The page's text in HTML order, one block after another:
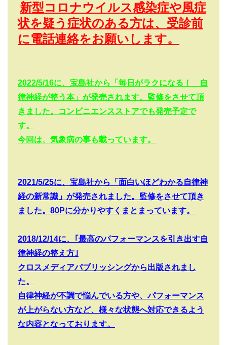
新型コロナウイルス感染症や風症
状を疑う症状のある方は、受診前
に電話連絡をお願いします。
2022/5/16に、宝島社から「毎日がラクになる！ 自
律神経が整う本」が発売されます。監修をさせて頂
きました。コンビニエンスストアでも発売予定で
す。
今回は、気象病の事も載っています。
2021/5/25に、宝島社から「面白いほどわかる自律神
経の新常識」が発売されました。監修をさせて頂き
ました。 80Pに分かりやすくまとまっています。
2018/12/14に、｢最高のパフォーマンスを引き出す自
律神経の整え方｣
クロスメディアパブリッシングから出版されまし
た。
自律神経が不調で悩んでいる方や、パフォーマンス
が上がらない方など、様々な状態へ対応できるよう
な内容となっております。